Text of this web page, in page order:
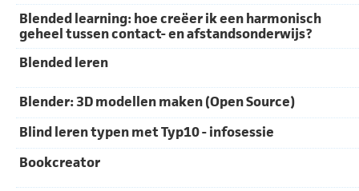
Blended learning: hoe creëer ik een harmonisch
geheel tussen contact- en afstandsonderwijs?
Blended leren
Blender: 3D modellen maken (Open Source)
Blind leren typen met Typ10 - infosessie
Bookcreator